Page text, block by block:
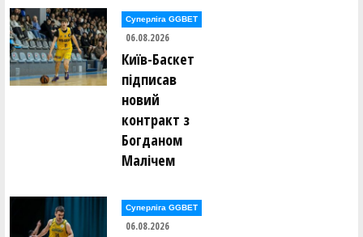
Суперліга GGBET
06.08.2026
Київ-Баскет
підписав
новий
контракт з
Богданом
Малічем
Суперліга GGBET
06.08.2026